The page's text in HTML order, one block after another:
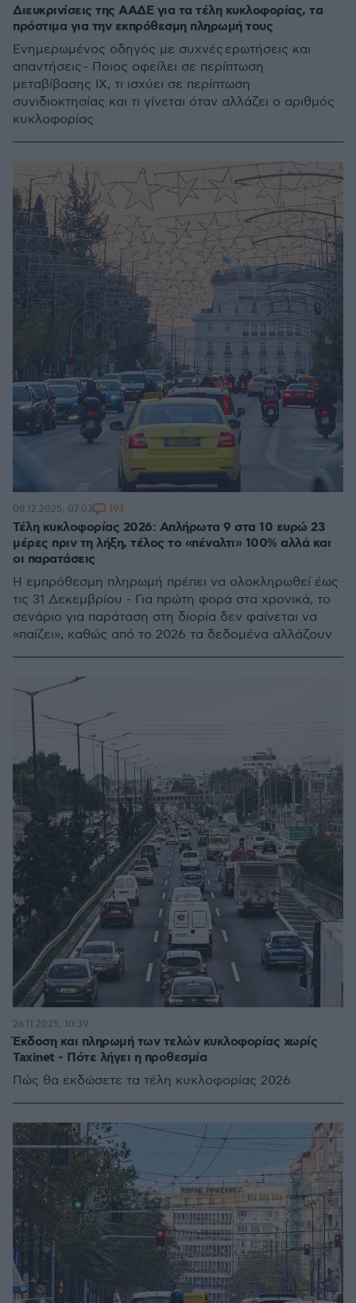
Διευκρινίσεις της ΑΑΔΕ για τα τέλη κυκλοφορίας, τα
πρόστιμα για την εκπρόθεσμη πληρωμή τους
Ενημερωμένος οδηγός με συχνές ερωτήσεις και
απαντήσεις - Ποιος οφείλει σε περίπτωση
μεταβίβασης ΙΧ, τι ισχύει σε περίπτωση
συνιδιοκτησίας και τι γίνεται όταν αλλάζει ο αριθμός
κυκλοφορίας
Τέλη κυκλοφορίας 2026: Απλήρωτα 9 στα 10 ευρώ 23
μέρες πριν τη λήξη, τέλος το «πέναλτι» 100% αλλά και
οι παρατάσεις
Η εμπρόθεσμη πληρωμή πρέπει να ολοκληρωθεί έως
τις 31 Δεκεμβρίου - Για πρώτη φορά στα χρονικά, το
σενάριο για παράταση στη διορία δεν φαίνεται να
«παίζει», καθώς από το 2026 τα δεδομένα αλλάζουν
08.12.2025, 07:03 193
Έκδοση και πληρωμή των τελών κυκλοφορίας χωρίς
Taxinet - Πότε λήγει η προθεσμία
Πώς θα εκδώσετε τα τέλη κυκλοφορίας 2026
26.11.2025, 10:39